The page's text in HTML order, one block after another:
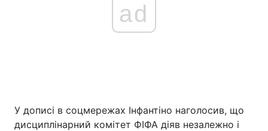
ad
У дописі в соцмережах Інфантіно наголосив, що
дисциплінарний комітет ФІФА діяв незалежно і